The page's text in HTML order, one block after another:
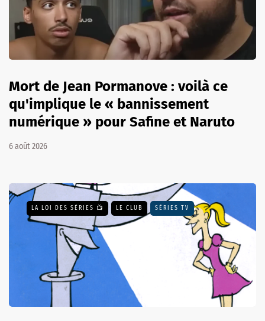
Mort de Jean Pormanove : voilà ce
qu'implique le « bannissement
numérique » pour Safine et Naruto
6 août 2026
LA LOI DES SÉRIES 📺 LE CLUB SÉRIES TV